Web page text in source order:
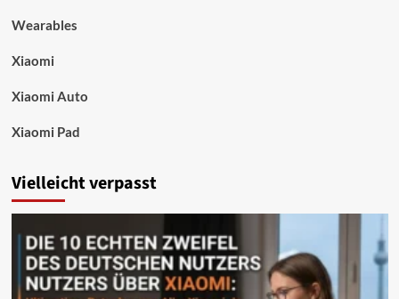
Wearables
Xiaomi
Xiaomi Auto
Xiaomi Pad
Vielleicht verpasst